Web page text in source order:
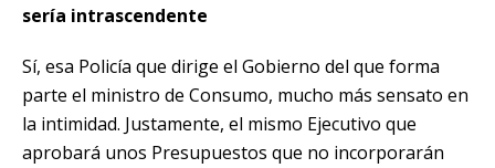
sería intrascendente
Sí, esa Policía que dirige el Gobierno del que forma
parte el ministro de Consumo, mucho más sensato en
la intimidad. Justamente, el mismo Ejecutivo que
aprobará unos Presupuestos que no incorporarán